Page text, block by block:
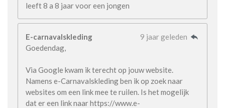
leeft 8 a 8 jaar voor een jongen
E-carnavalskleding
9 jaar geleden
Goedendag,
Via Google kwam ik terecht op jouw website.
Namens e-Carnavalskleding ben ik op zoek naar
websites om een link mee te ruilen. Is het mogelijk
dat er een link naar https://www.e-